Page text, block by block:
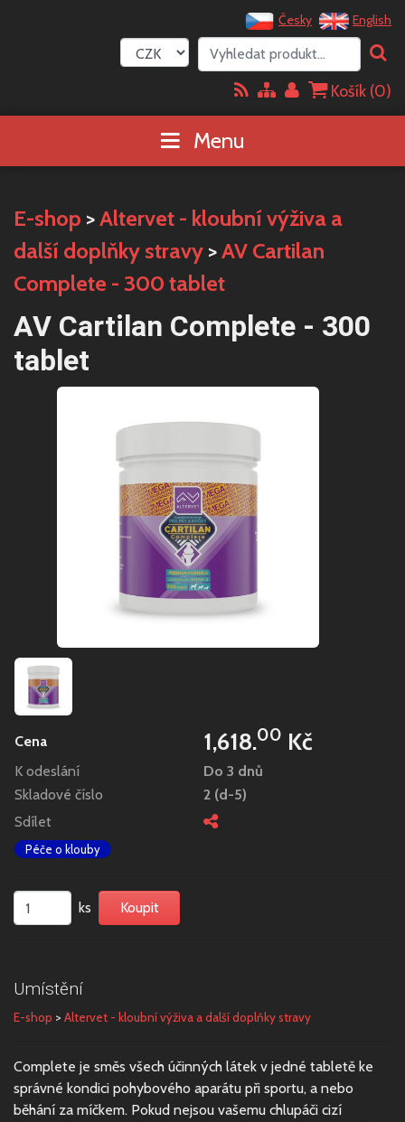
Česky English
Košík (0)
Menu
E-shop >Altervet - kloubní výživa a
další doplňky stravy >AV Cartilan
Complete - 300 tablet
AV Cartilan Complete - 300
tablet
Cena 1,618.00 Kč
K odeslání
Do 3 dnů
Skladové číslo
2 (d-5)
Sdílet
Péče o klouby
ks
Umístění
E-shop > Altervet - kloubní výživa a další doplňky stravy
Complete je směs všech účinných látek v jedné tabletě ke
správné kondici pohybového aparátu při sportu, a nebo
běhání za míčkem. Pokud nejsou vašemu chlupáči cizí